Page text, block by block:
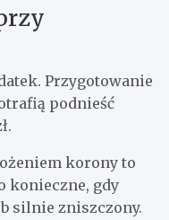
Przygotowanie
podnieść
korony to
konieczne, gdy
silnie zniszczony.